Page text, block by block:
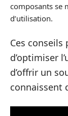
composants se
d’utilisation.
Ces
d’optimiser
d’offrir un
connaissent